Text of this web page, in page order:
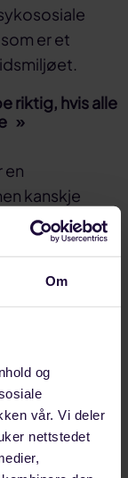
Om
og
vår. Vi deler
nettstedet
er et
riktig, hvis alle
en
kanskje
blant
har stort
å bare
om at det